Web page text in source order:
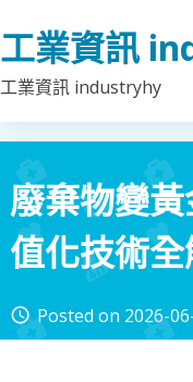
to
content
工業資訊
工業資訊 industryhy
廢棄物變
值化技術
access_time Posted on 2026-